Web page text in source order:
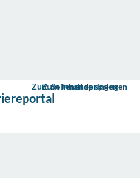
Zum Inhalt springen
Zum Seitenende springen